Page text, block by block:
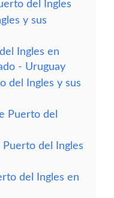
del Ingles
y sus
Ingles en
- Uruguay
del Ingles y sus
Puerto del
Puerto del Ingles
del Ingles en